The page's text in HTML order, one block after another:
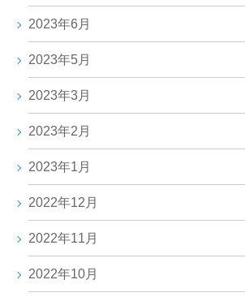
2023年6月
2023年5月
2023年3月
2023年2月
2023年1月
2022年12月
2022年11月
2022年10月